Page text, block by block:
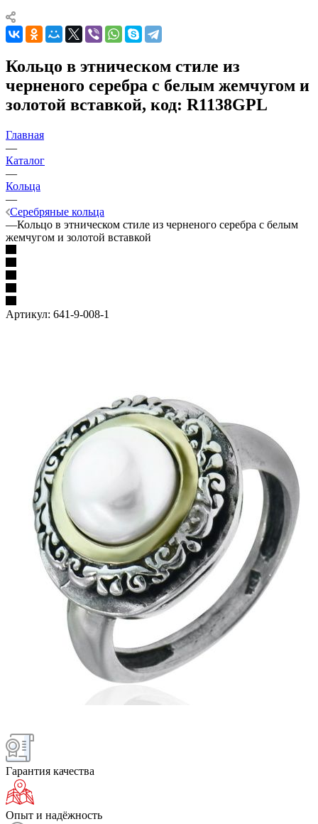
Кольцо в этническом стиле из
черненого серебра с белым жемчугом и
золотой вставкой, код: R1138GPL
Главная
—
Каталог
—
Кольца
—
Серебряные кольца
—Кольцо в этническом стиле из черненого серебра с белым
жемчугом и золотой вставкой
Артикул: 641-9-008-1
Гарантия качества
Опыт и надёжность